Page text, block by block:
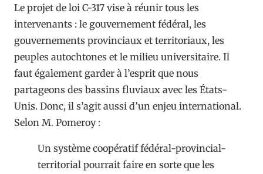
Le projet de loi C-317 vise à réunir tous les
intervenants : le gouvernement fédéral, les
gouvernements provinciaux et territoriaux, les
peuples autochtones et le milieu universitaire. Il
faut également garder à l’esprit que nous
partageons des bassins fluviaux avec les États-
Unis. Donc, il s’agit aussi d’un enjeu international.
Selon M. Pomeroy :
Un système coopératif fédéral-provincial-
territorial pourrait faire en sorte que les